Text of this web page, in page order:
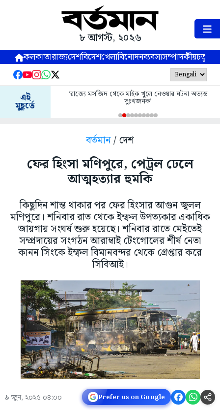
৮ আগস্ট, ২০২৬
কলকাতারাজ্যদেশবিদেশখেলাবিনোদনব্যবসাসম্পাদকীয়
এই
মুহূর্তে
‘রাজ্যে মসজিদ থেকে মাইক খুলে নেওয়ার ঘটনা অত্যন্ত
দুঃখজনক’
বর্তমান/ দেশ
ফের হিংসা মণিপুরে, পেট্রল ঢেলে
আত্মহত্যার হুমকি
কিছুদিন শান্ত থাকার পর ফের হিংসার আগুন জ্বলল
মণিপুরে। শনিবার রাত থেকে ইম্ফল উপত্যকার একাধিক
জায়গায় সংঘর্ষ শুরু হয়েছে। শনিবার রাতে মেইতেই
সম্প্রদায়ের সংগঠন আরাম্বাই টেংগোলের শীর্ষ নেতা
কানন সিংকে ইম্ফল বিমানবন্দর থেকে গ্রেপ্তার করে
সিবিআই।
৯ জুন, ২০২৫ ০৪:০০ Prefer us on Google